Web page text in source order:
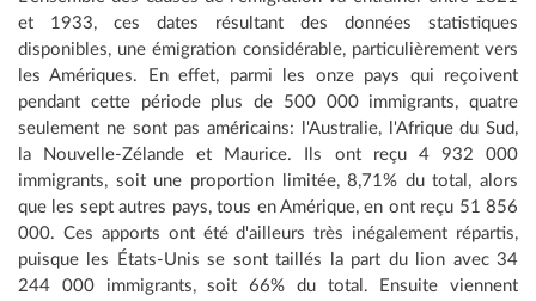
et 1933, ces dates résultant des données statistiques
disponibles, une émigration considérable, particulièrement vers
les Amériques. En effet, parmi les onze pays qui reçoivent
pendant cette période plus de 500 000 immigrants, quatre
seulement ne sont pas américains: l'Australie, l'Afrique du Sud,
la Nouvelle-Zélande et Maurice. Ils ont reçu 4 932 000
immigrants, soit une proportion limitée, 8,71% du total, alors
que les sept autres pays, tous en Amérique, en ont reçu 51 856
000. Ces apports ont été d'ailleurs très inégalement répartis,
puisque les États-Unis se sont taillés la part du lion avec 34
244 000 immigrants, soit 66% du total. Ensuite viennent